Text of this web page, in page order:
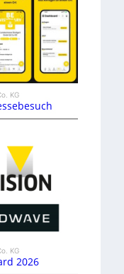
KG
KG
2026